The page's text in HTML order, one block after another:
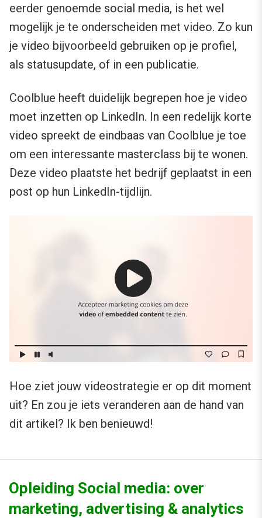
eerder genoemde social media, is het wel
mogelijk je te onderscheiden met video. Zo kun
je video bijvoorbeeld gebruiken op je profiel,
als statusupdate, of in een publicatie.
Coolblue heeft duidelijk begrepen hoe je video
moet inzetten op LinkedIn. In een redelijk korte
video spreekt de eindbaas van Coolblue je toe
om een interessante masterclass bij te wonen.
Deze video plaatste het bedrijf geplaatst in een
post op hun LinkedIn-tijdlijn.
Hoe ziet jouw videostrategie er op dit moment
uit? En zou je iets veranderen aan de hand van
dit artikel? Ik ben benieuwd!
Opleiding Social media: over
marketing, advertising & analytics